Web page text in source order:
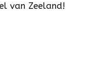
van Zeeland!